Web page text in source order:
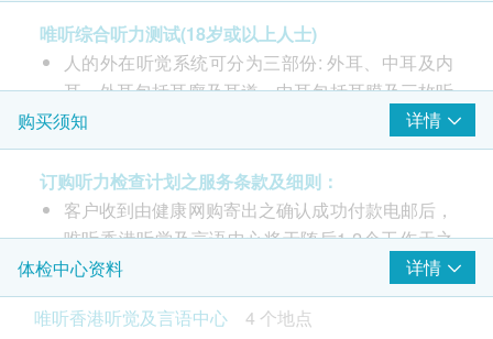
标准纯音听力测试
中耳鼓室图测试
听觉反射阀值测试
唯听综合听力测试(18岁或以上人士)
人的外在听觉系统可分为三部份: 外耳、中耳及内
耳。外耳包括耳廓及耳道，中耳包括耳膜及三枚听
小骨，而内耳则包括了如蜗牛般的耳蜗，内耳连接
大脑的听觉神经。听觉系统任何一处出现问题都可
能会引致听力损失，因此详细的听力检查可找出问
题根源并由听力学家提出最合适的治疗方法。
综合听力测试由专业及合资格的听力学家主理，提
供全面专业检查，包括耳窥镜检查、标准纯音听力
测试、中耳鼓室图测试、听觉反射阈值测试，测试
后可清楚了解听力受损程度及类型。
购买须知 详情
订购听力检查计划之服务条款及细则：
客户收到由健康网购寄出之确认成功付款电邮后，
唯听香港听觉及言语中心将于随后1-2个工作天之
办公时间内，致电客户预约听力检查的时间及地
点。 客户可在订单确认一个工作天后致电中心查
询 。
体检中心资料
详情
唯听香港听觉及言语中心
4 个地点